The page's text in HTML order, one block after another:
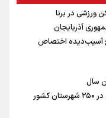
امن هستیم
: رسانه‌های خبری
: قدردان زحمات اهالی
ورزشی در برنا
آذربایجان
آسیب‌دیده اختصاص